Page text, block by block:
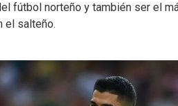
fútbol norteño y también ser el
el salteño.